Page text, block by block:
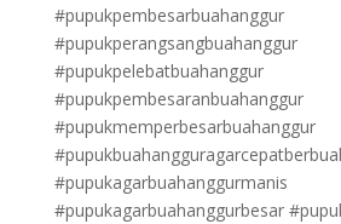
#pupukpembesarbuahanggur
#pupukperangsangbuahanggur
#pupukpelebatbuahanggur
#pupukpembesaranbuahanggur
#pupukmemperbesarbuahanggur
#pupukagarbuahanggurmanis
#pupukagarbuahanggurbesar